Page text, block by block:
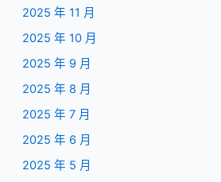
2025 年 11 月
2025 年 10 月
2025 年 9 月
2025 年 8 月
2025 年 7 月
2025 年 6 月
2025 年 5 月